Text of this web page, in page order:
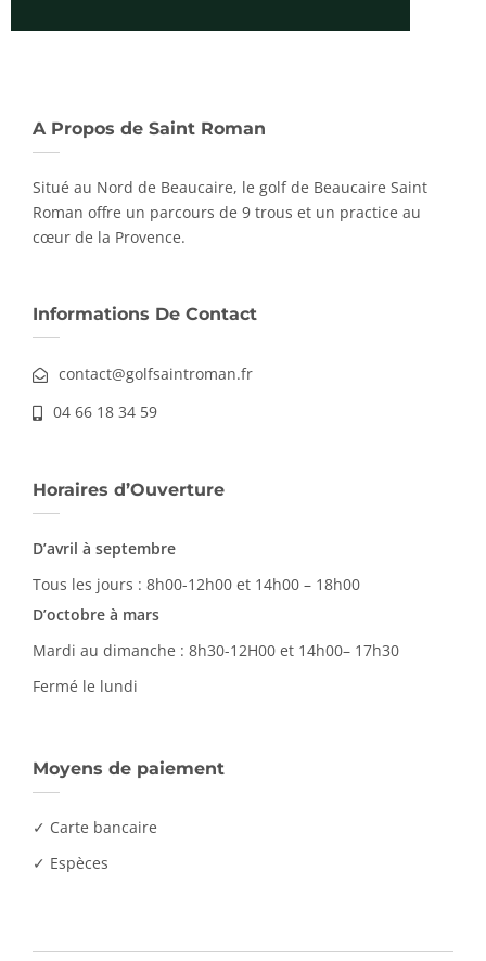
A Propos de Saint Roman
Situé au Nord de Beaucaire, le golf de Beaucaire Saint
Roman offre un parcours de 9 trous et un practice au
cœur de la Provence.
Informations De Contact
contact@golfsaintroman.fr
04 66 18 34 59
Horaires d’Ouverture
D’avril à septembre
Tous les jours : 8h00-12h00 et 14h00 – 18h00
D’octobre à mars
Mardi au dimanche : 8h30-12H00 et 14h00– 17h30
Fermé le lundi
Moyens de paiement
✓ Carte bancaire
✓ Espèces